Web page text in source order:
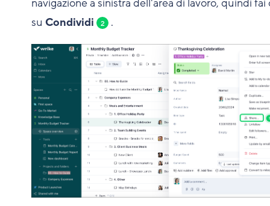
navigazione a sinistra dell'area di lavoro, quindi fai
su Condividi 2 .